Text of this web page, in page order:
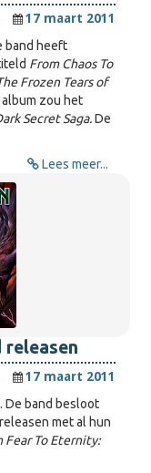
17 maart 2011
band heeft
From Chaos To
Frozen Tears of
zou het
Secret Saga.De
Lees meer...
releasen
17 maart 2011
De band besloot
met al hun
Fear To Eternity: